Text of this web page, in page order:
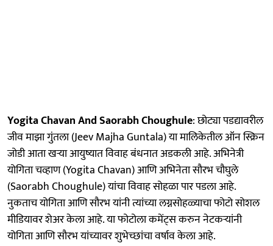
Yogita Chavan And Saorabh Choughule: छोट्या पडद्यावरील
जीव माझा गुंतला (Jeev Majha Guntala) या मालिकेतील ऑन स्क्रिन
जोडी आता खऱ्या आयुष्यात विवाह बंधनात अडकली आहे. अभिनेत्री
योगिता चव्हाण (Yogita Chavan) आणि अभिनेता सौरभ चौघुले
(Saorabh Choughule) यांचा विवाह सोहळा पार पडला आहे.
नुकताच योगिता आणि सौरभ यांनी त्यांच्या लग्नसोहळ्याचा फोटो सोशल
मीडियावर शेअर केला आहे. या फोटोला कमेंट्स करुन नेटकऱ्यांनी
योगिता आणि सौरभ यांच्यावर शुभेच्छांचा वर्षाव केला आहे.